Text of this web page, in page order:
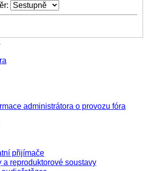
administrátora o provozu fóra
přijímače
reproduktorové soustavy